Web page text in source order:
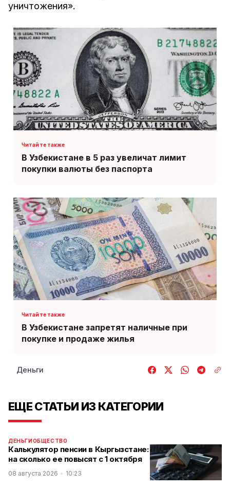
уничтожения».
В Узбекистане в 5 раз увеличат лимит
покупки валюты без паспорта
В Узбекистане запретят наличные при
покупке и продаже жилья
Деньги
ЕЩЕ СТАТЬИ ИЗ КАТЕГОРИИ
ДЕНЬГИОБЩЕСТВО
Калькулятор пенсии в Кыргызстане:
на сколько ее повысят с 1 октября
08 августа 2026 10:23